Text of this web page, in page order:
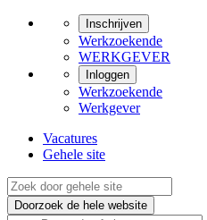
Inschrijven
Werkzoekende
WERKGEVER
Inloggen
Werkzoekende
Werkgever
Vacatures
Gehele site